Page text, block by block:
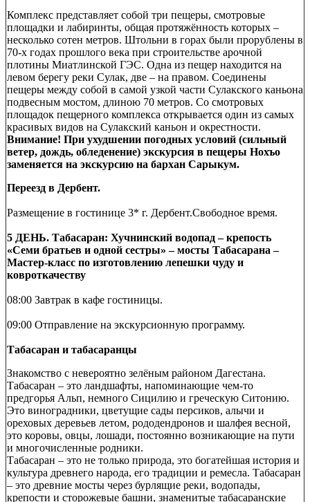
Комплекс представляет собой три пещеры, смотровые
площадки и лабиринты, общая протяжённость которых –
несколько сотен метров. Штольни в горах были прорублены в
70-х годах прошлого века при строительстве арочной
плотины Миатлинской ГЭС. Одна из пещер находится на
левом берегу реки Сулак, две – на правом. Соединены
пещеры между собой в самой узкой части Сулакского каньона
подвесным мостом, длиною 70 метров. Со смотровых
площадок пещерного комплекса открывается один из самых
красивых видов на Сулакский каньон и окрестности.
Внимание! При ухудшении погодных условий (сильный
ветер, дождь, обледенение) экскурсия в пещеры Нохъо
заменяется на экскурсию на бархан Сарыкум.
Переезд в Дербент.
Размещение в гостинице 3* г. Дербент.Свободное время.
5 ДЕНЬ. Табасаран: Хучнинский водопад – крепость
«Семи братьев и одной сестры» – мосты Табасарана –
Мастер-класс по изготовлению лепешки чуду и
ковроткачеству
08:00 Завтрак в кафе гостиницы.
09:00 Отправление на экскурсионную программу.
Табасаран и табасаранцы
Знакомство с невероятно зелёным районом Дагестана.
Табасаран – это ландшафты, напоминающие чем-то
предгорья Альп, немного Сицилию и греческую Ситонию.
Это виноградники, цветущие сады персиков, алычи и
ореховых деревьев летом, рододендронов и шалфея весной,
это коровы, овцы, лошади, постоянно возникающие на пути
и многочисленные родники.
Табасаран – это не только природа, это богатейшая история и
культура древнего народа, его традиции и ремесла. Табасаран
– это древние мосты через бурлящие реки, водопады,
крепости и сторожевые башни, знаменитые табасаранские